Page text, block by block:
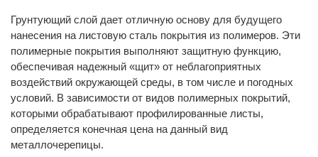
Грунтующий слой дает отличную основу для будущего
нанесения на листовую сталь покрытия из полимеров. Эти
полимерные покрытия выполняют защитную функцию,
обеспечивая надежный «щит» от неблагоприятных
воздействий окружающей среды, в том числе и погодных
условий. В зависимости от видов полимерных покрытий,
которыми обрабатывают профилированные листы,
определяется конечная цена на данный вид
металлочерепицы.